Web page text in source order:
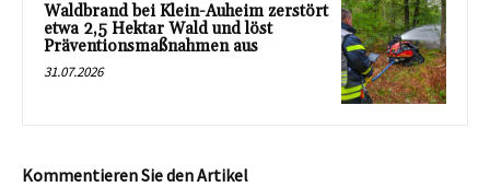
Waldbrand bei Klein-Auheim zerstört
etwa 2,5 Hektar Wald und löst
Präventionsmaßnahmen aus
31.07.2026
Kommentieren Sie den Artikel